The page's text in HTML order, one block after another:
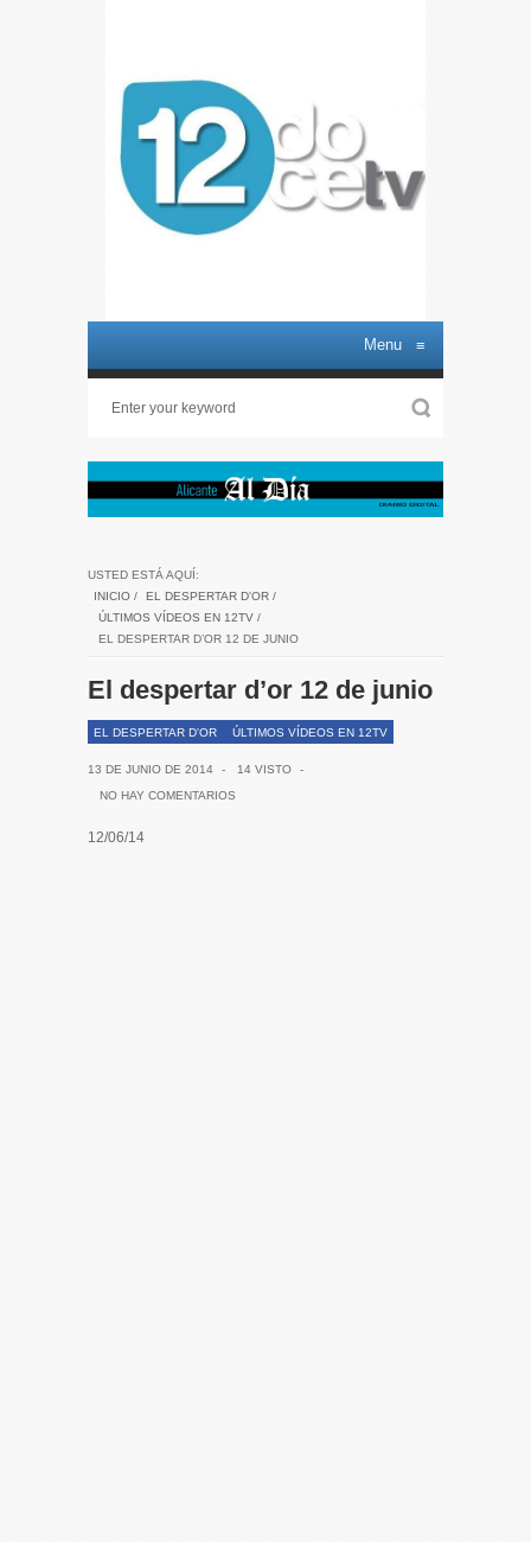
Menu ≡
USTED ESTÁ AQUÍ:
INICIO / EL DESPERTAR D'OR /
ÚLTIMOS VÍDEOS EN 12TV /
EL DESPERTAR D’OR 12 DE JUNIO
El despertar d’or 12 de junio
EL DESPERTAR D'OR ÚLTIMOS VÍDEOS EN 12TV
13 DE JUNIO DE 2014 - 14 VISTO
-
NO HAY COMENTARIOS
12/06/14